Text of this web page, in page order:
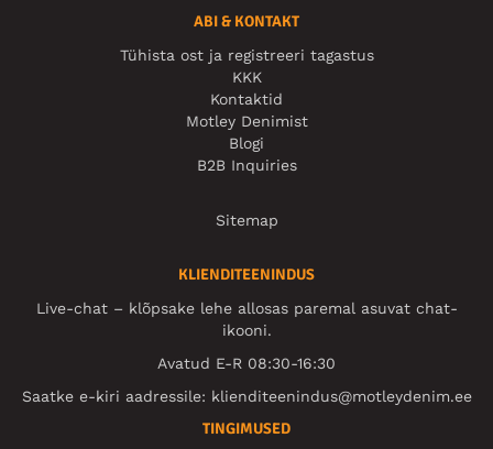
ABI & KONTAKT
Tühista ost ja registreeri tagastus
KKK
Kontaktid
Motley Denimist
Blogi
B2B Inquiries
Sitemap
KLIENDITEENINDUS
Live-chat – klõpsake lehe allosas paremal asuvat chat-
ikooni.
Avatud E-R 08:30-16:30
Saatke e-kiri aadressile: klienditeenindus@motleydenim.ee
TINGIMUSED